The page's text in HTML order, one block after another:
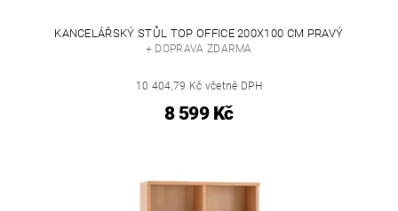
KANCELÁŘSKÝ STŮL TOP OFFICE 200X100 CM PRAVÝ
+ DOPRAVA ZDARMA
10 404,79 Kč včetně DPH
8 599 Kč